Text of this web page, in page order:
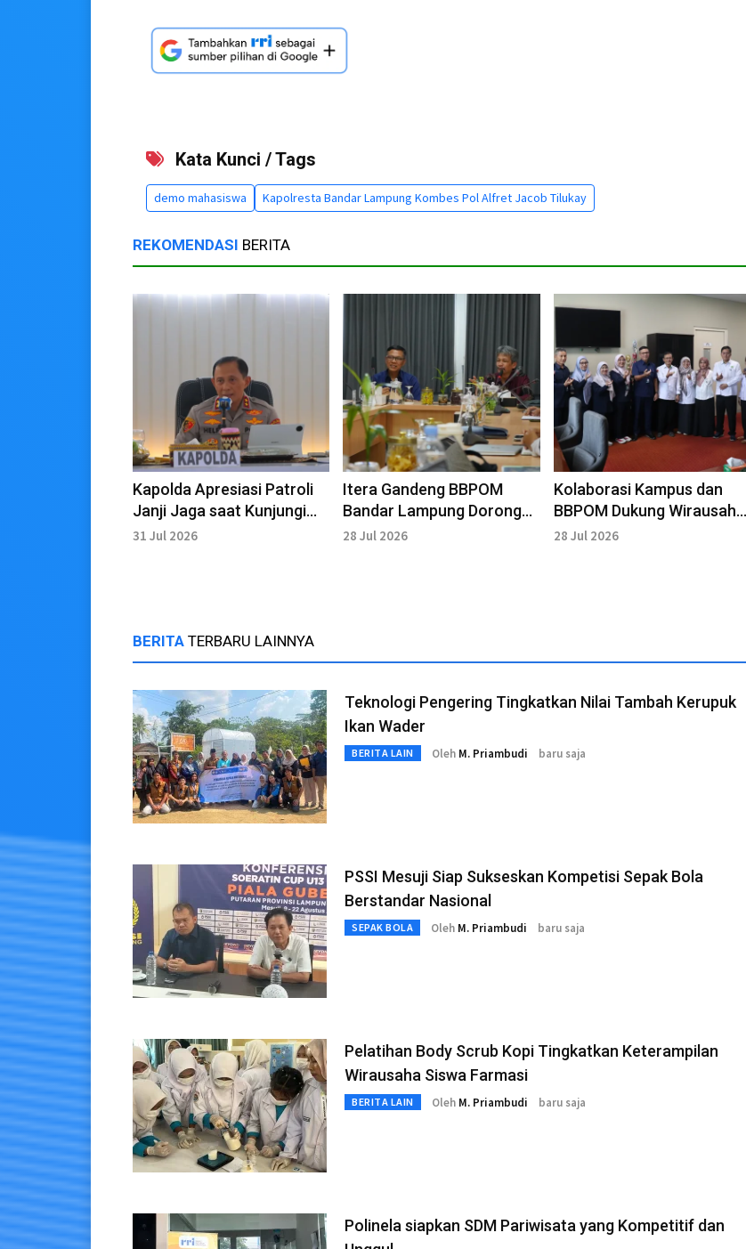
Kata Kunci / Tags
demo mahasiswa Kapolresta Bandar Lampung Kombes Pol Alfret Jacob Tilukay
REKOMENDASI BERITA
Kapolda Apresiasi Patroli
Janji Jaga saat Kunjungi
Polresta Bandar Lampung
31 Jul 2026
Itera Gandeng BBPOM
Bandar Lampung Dorong
Hilirisasi Riset Kampus
28 Jul 2026
Kolaborasi Kampus dan
BBPOM Dukung Wirausaha
Mahasiswa
28 Jul 2026
BERITA TERBARU LAINNYA
Teknologi Pengering Tingkatkan Nilai Tambah Kerupuk
Ikan Wader
BERITA LAIN Oleh M. Priambudi baru saja
PSSI Mesuji Siap Sukseskan Kompetisi Sepak Bola
Berstandar Nasional
SEPAK BOLA Oleh M. Priambudi baru saja
Pelatihan Body Scrub Kopi Tingkatkan Keterampilan
Wirausaha Siswa Farmasi
BERITA LAIN Oleh M. Priambudi baru saja
Polinela siapkan SDM Pariwisata yang Kompetitif dan